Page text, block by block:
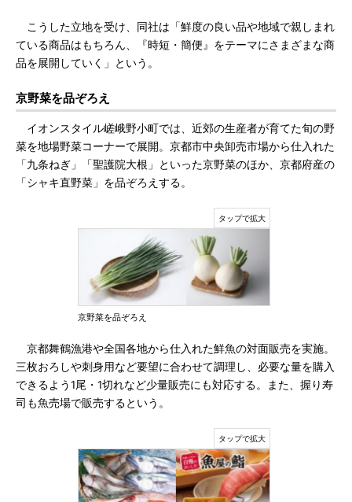
こうした立地を受け、同社は「鮮度の良い品や地域で親しまれ
ている商品はもちろん、『時短・簡便』をテーマにさまざまな商
品を展開していく」という。
京野菜を品ぞろえ
イオンスタイル嵯峨野小町では、近郊の生産者が育てた旬の野
菜を地場野菜コーナーで展開。京都市中央卸売市場から仕入れた
「九条ねぎ」「聖護院大根」といった京野菜のほか、京都府産の
「シャキ直野菜」を品ぞろえする。
京野菜を品ぞろえ
京都舞鶴漁港や全国各地から仕入れた鮮魚の対面販売を実施。
三枚おろしや刺身用など要望に合わせて調理し、必要な量を購入
できるよう1尾・1切れなど少量販売にも対応する。また、握り寿
司も魚売場で販売するという。